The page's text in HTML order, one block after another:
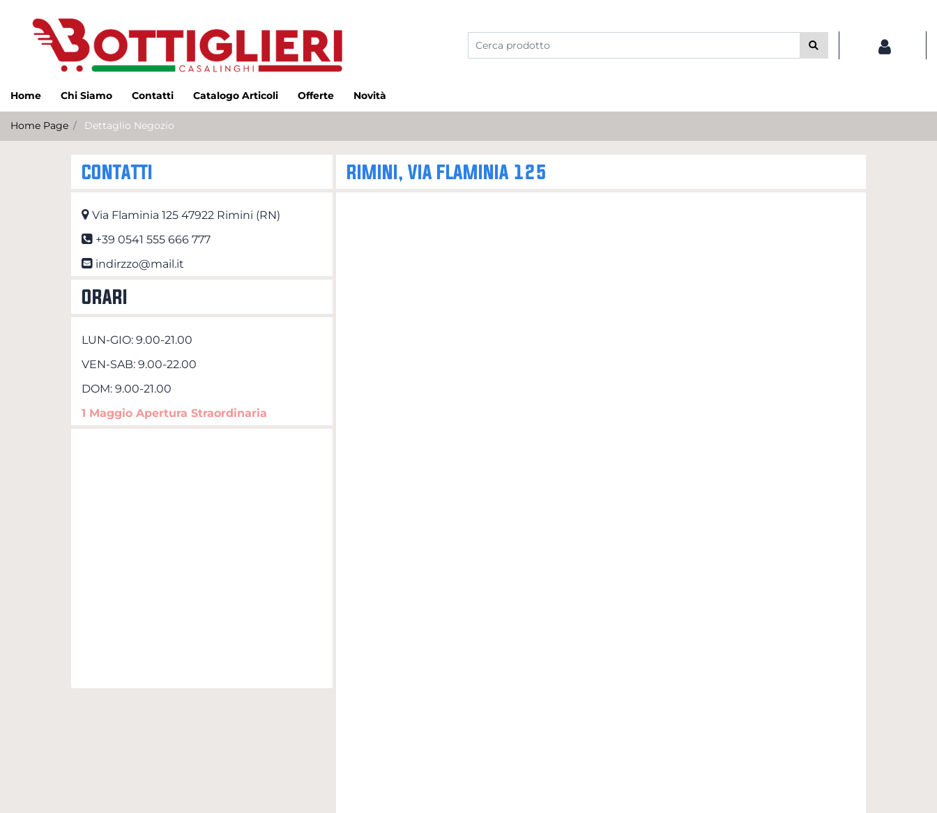
Home Chi Siamo Contatti Catalogo Articoli Offerte Novità
Home Page Dettaglio Negozio
RIMINI, VIA FLAMINIA 125
CONTATTI
Via Flaminia 125 47922 Rimini (RN)
+39 0541 555 666 777
indirzzo@mail.it
ORARI
LUN-GIO: 9.00-21.00
VEN-SAB: 9.00-22.00
DOM: 9.00-21.00
1 Maggio Apertura Straordinaria